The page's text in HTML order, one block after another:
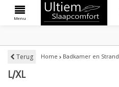
Menu
Terug Home Badkamer en Strand
L/XL